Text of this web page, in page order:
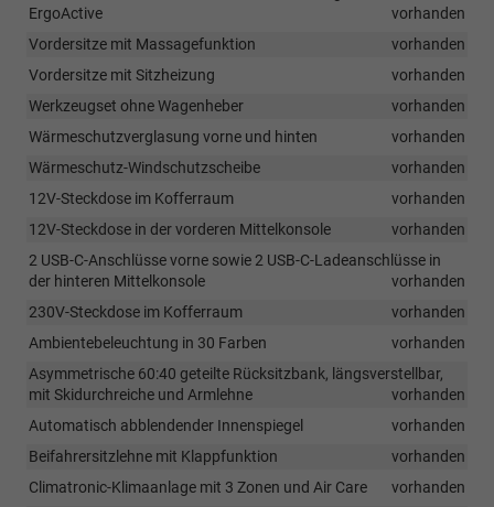
ErgoActive
vorhanden
Vordersitze mit Massagefunktion
vorhanden
Vordersitze mit Sitzheizung
vorhanden
Werkzeugset ohne Wagenheber
vorhanden
Wärmeschutzverglasung vorne und hinten
vorhanden
Wärmeschutz-Windschutzscheibe
vorhanden
12V-Steckdose im Kofferraum
vorhanden
12V-Steckdose in der vorderen Mittelkonsole
vorhanden
2 USB-C-Anschlüsse vorne sowie 2 USB-C-Ladeanschlüsse in
der hinteren Mittelkonsole
vorhanden
230V-Steckdose im Kofferraum
vorhanden
Ambientebeleuchtung in 30 Farben
vorhanden
Asymmetrische 60:40 geteilte Rücksitzbank, längsverstellbar,
mit Skidurchreiche und Armlehne
vorhanden
Automatisch abblendender Innenspiegel
vorhanden
Beifahrersitzlehne mit Klappfunktion
vorhanden
Climatronic-Klimaanlage mit 3 Zonen und Air Care
vorhanden